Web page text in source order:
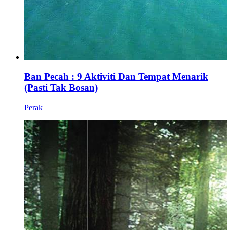
Ban Pecah : 9 Aktiviti Dan Tempat Menarik
(Pasti Tak Bosan)
Perak